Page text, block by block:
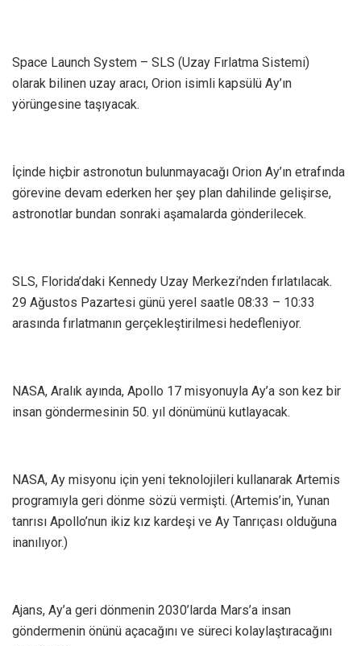
Space Launch System – SLS (Uzay Fırlatma Sistemi)
olarak bilinen uzay aracı, Orion isimli kapsülü Ay’ın
yörüngesine taşıyacak.
İçinde hiçbir astronotun bulunmayacağı Orion Ay’ın etrafında
görevine devam ederken her şey plan dahilinde gelişirse,
astronotlar bundan sonraki aşamalarda gönderilecek.
SLS, Florida’daki Kennedy Uzay Merkezi’nden fırlatılacak.
29 Ağustos Pazartesi günü yerel saatle 08:33 – 10:33
arasında fırlatmanın gerçekleştirilmesi hedefleniyor.
NASA, Aralık ayında, Apollo 17 misyonuyla Ay’a son kez bir
insan göndermesinin 50. yıl dönümünü kutlayacak.
NASA, Ay misyonu için yeni teknolojileri kullanarak Artemis
programıyla geri dönme sözü vermişti. (Artemis’in, Yunan
tanrısı Apollo’nun ikiz kız kardeşi ve Ay Tanrıçası olduğuna
inanılıyor.)
Ajans, Ay’a geri dönmenin 2030’larda Mars’a insan
göndermenin önünü açacağını ve süreci kolaylaştıracağını